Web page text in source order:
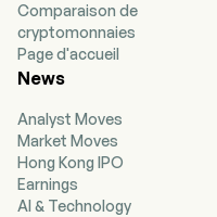
Comparaison de
cryptomonnaies
Page d'accueil
News
Analyst Moves
Market Moves
Hong Kong IPO
Earnings
AI & Technology